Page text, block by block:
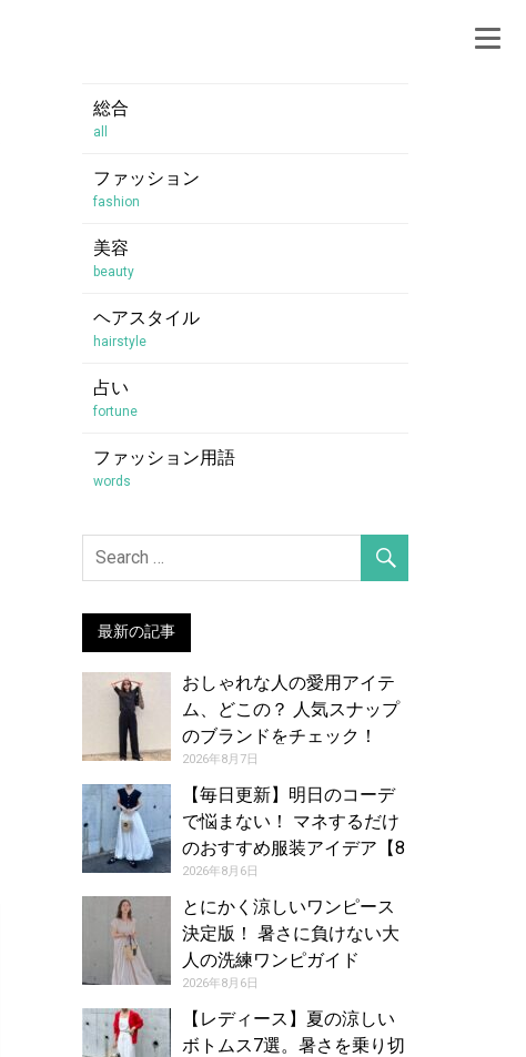
総合
all
ファッション
fashion
美容
beauty
ヘアスタイル
hairstyle
占い
fortune
ファッション用語
words
最新の記事
おしゃれな人の愛用アイテ
ム、どこの？ 人気スナップ
のブランドをチェック！
（2026年7月27日号）
2026年8月7日
【毎日更新】明日のコーデ
で悩まない！ マネするだけ
のおすすめ服装アイデア【8
月7日夏】
2026年8月6日
とにかく涼しいワンピース
決定版！ 暑さに負けない大
人の洗練ワンピガイド
2026年8月6日
【レディース】夏の涼しい
ボトムス7選。暑さを乗り切